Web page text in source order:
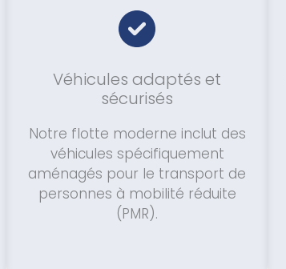
Véhicules adaptés et
sécurisés
Notre flotte moderne inclut des
véhicules spécifiquement
aménagés pour le transport de
personnes à mobilité réduite
(PMR).